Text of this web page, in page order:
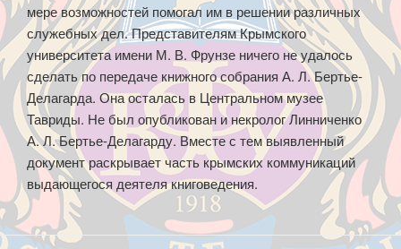
мере возможностей помогал им в решении различных
служебных дел. Представителям Крымского
университета имени М. В. Фрунзе ничего не удалось
сделать по передаче книжного собрания А. Л. Бертье-
Делагарда. Она осталась в Центральном музее
Тавриды. Не был опубликован и некролог Линниченко
А. Л. Бертье-Делагарду. Вместе с тем выявленный
документ раскрывает часть крымских коммуникаций
выдающегося деятеля книговедения.